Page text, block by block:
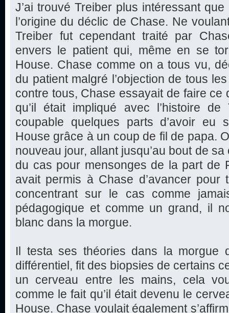
J’ai trouvé Treiber plus intéressant
l’origine du déclic de Chase. Ne
Treiber fut cependant traité par
envers le patient qui, même en se
House. Chase comme on a tous vu,
du patient malgré l’objection de tous
contre tous, Chase essayait de faire ce
qu’il était impliqué avec l’histoire
coupable quelques parts d’avoir eu
House grâce à un coup de fil de papa.
nouveau jour, allant jusqu’au bout de
du cas pour mensonges de la part de
avait permis à Chase d’avancer
concentrant sur le cas comme
pédagogique et comme un grand, il
blanc dans la morgue.
Il testa ses théories dans la morgue
différentiel, fit des biopsies de certains
un cerveau entre les mains, cela
comme le fait qu’il était devenu le
House. Chase voulait également